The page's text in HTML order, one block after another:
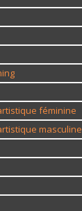
féminine
masculine